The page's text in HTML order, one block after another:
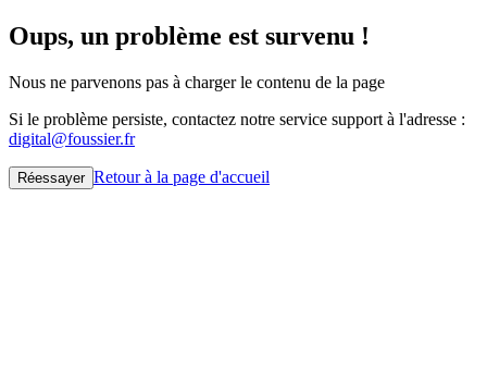
Oups, un problème est survenu !
Nous ne parvenons pas à charger le contenu de la page
Si le problème persiste, contactez notre service support à l'adresse :
digital@foussier.fr
Réessayer Retour à la page d'accueil